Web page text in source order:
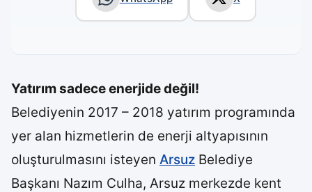
Yatırım sadece enerjide değil!
Belediyenin 2017 – 2018 yatırım programında
yer alan hizmetlerin de enerji altyapısının
oluşturulmasını isteyen Arsuz Belediye
Başkanı Nazım Culha, Arsuz merkezde kent